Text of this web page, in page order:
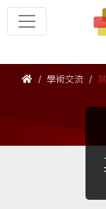
學術交流